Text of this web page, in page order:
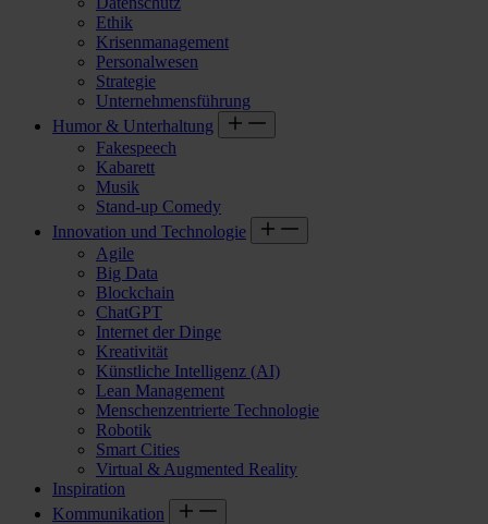
Ethik
Krisenmanagement
Personalwesen
Strategie
Unternehmensführung
Humor & Unterhaltung
Fakespeech
Kabarett
Musik
Stand-up Comedy
Innovation und Technologie
Agile
Big Data
Blockchain
ChatGPT
Internet der Dinge
Kreativität
Künstliche Intelligenz (AI)
Lean Management
Menschenzentrierte Technologie
Robotik
Smart Cities
Virtual & Augmented Reality
Inspiration
Kommunikation